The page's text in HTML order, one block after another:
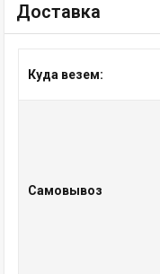
Доставка
Куда везем:
Самовывоз